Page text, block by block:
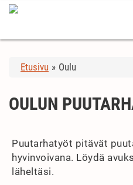
Etusivu » Oulu
OULUN
Puutarhatyöt pitävät
hyvinvoivana. Löydä
läheltäsi.